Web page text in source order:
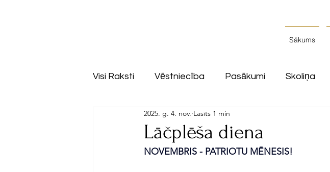
Sākums
Visi Raksti Vēstniecība Pasākumi Skoliņa
Lāčplēša diena
2025. g. 4. nov. Lasīts 1 min
NOVEMBRIS - PATRIOTU MĒNESIS!